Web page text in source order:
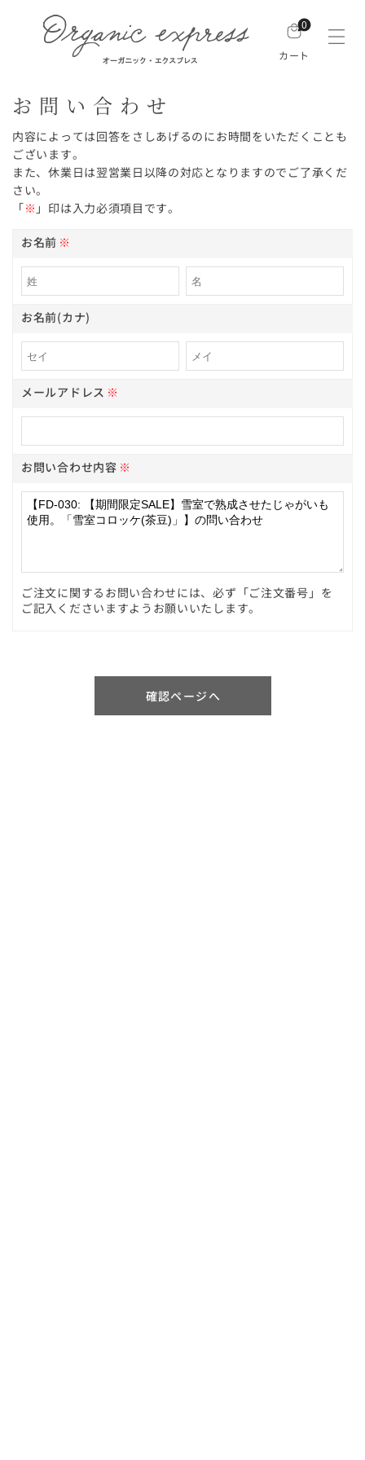
0
カート
お問い合わせ
内容によっては回答をさしあげるのにお時間をいただくことも
ございます。
また、休業日は翌営業日以降の対応となりますのでご了承くだ
さい。
「※ 」印は入力必須項目です。
お名前 ※
お名前(カナ)
メールアドレス ※
お問い合わせ内容 ※
ご注文に関するお問い合わせには、必ず「ご注文番号」を
ご記入くださいますようお願いいたします。
確認ページへ